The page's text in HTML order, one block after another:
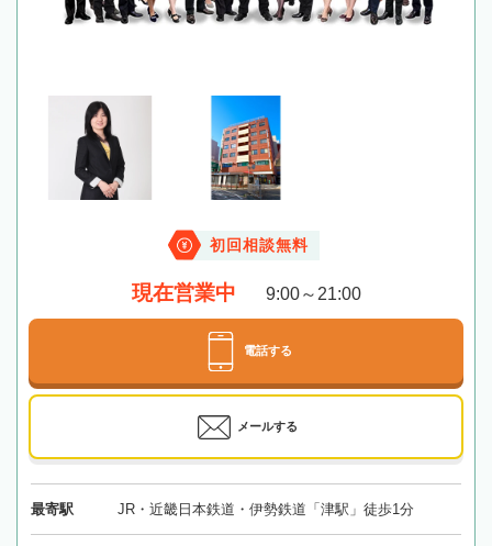
初回相談無料
現在営業中 9:00～21:00
電話する
メールする
最寄駅 JR・近畿日本鉄道・伊勢鉄道「津駅」徒歩1分